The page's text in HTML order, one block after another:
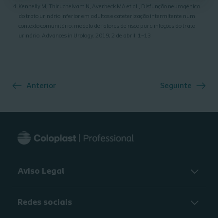
Kennelly M, Thiruchelvam N, Averbeck MA et al., Disfunção neurogénica
do trato urinário inferior em adultos e cateterização intermitente num
contexto comunitário: modelo de fatores de risco para infeções do trato
urinário. Advances in Urology. 2019; 2 de abril: 1–13
Anterior Seguinte
Aviso Legal
Redes sociais